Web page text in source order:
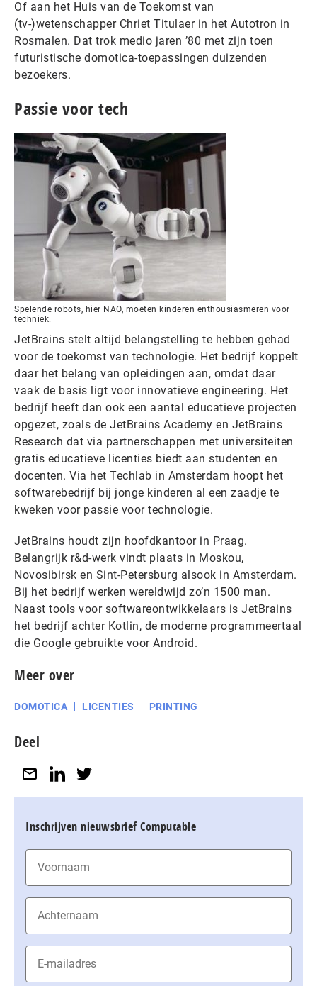
Of aan het Huis van de Toekomst van
(tv-)wetenschapper Chriet Titulaer in het Autotron in
Rosmalen. Dat trok medio jaren ’80 met zijn toen
futuristische domotica-toepassingen duizenden
bezoekers.
Passie voor tech
Spelende robots, hier NAO, moeten kinderen enthousiasmeren voor
techniek.
JetBrains stelt altijd belangstelling te hebben gehad
voor de toekomst van technologie. Het bedrijf koppelt
daar het belang van opleidingen aan, omdat daar
vaak de basis ligt voor innovatieve engineering. Het
bedrijf heeft dan ook een aantal educatieve projecten
opgezet, zoals de JetBrains Academy en JetBrains
Research dat via partnerschappen met universiteiten
gratis educatieve licenties biedt aan studenten en
docenten. Via het Techlab in Amsterdam hoopt het
softwarebedrijf bij jonge kinderen al een zaadje te
kweken voor passie voor technologie.
JetBrains houdt zijn hoofdkantoor in Praag.
Belangrijk r&d-werk vindt plaats in Moskou,
Novosibirsk en Sint-Petersburg alsook in Amsterdam.
Bij het bedrijf werken wereldwijd zo’n 1500 man.
Naast tools voor softwareontwikkelaars is JetBrains
het bedrijf achter Kotlin, de moderne programmeertaal
die Google gebruikte voor Android.
Meer over
DOMOTICA LICENTIES PRINTING
Deel
Inschrijven nieuwsbrief Computable